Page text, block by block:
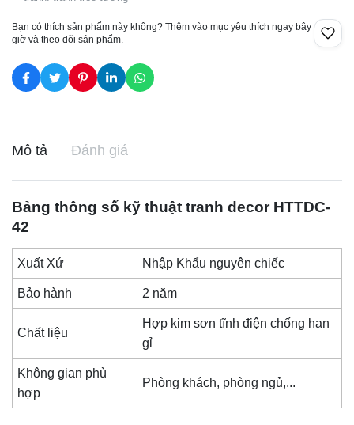
Bạn có thích sản phẩm này không? Thêm vào mục yêu thích ngay bây
giờ và theo dõi sản phẩm.
Mô tả Đánh giá
Bảng thông số kỹ thuật tranh decorHTTDC-
42
Xuất Xứ Nhập Khẩu nguyên chiếc
Bảo hành 2 năm
Chất liệu
Hợp kim sơn tĩnh điện chống han
gỉ
Không gian phù
hợp
Phòng khách, phòng ngủ,...